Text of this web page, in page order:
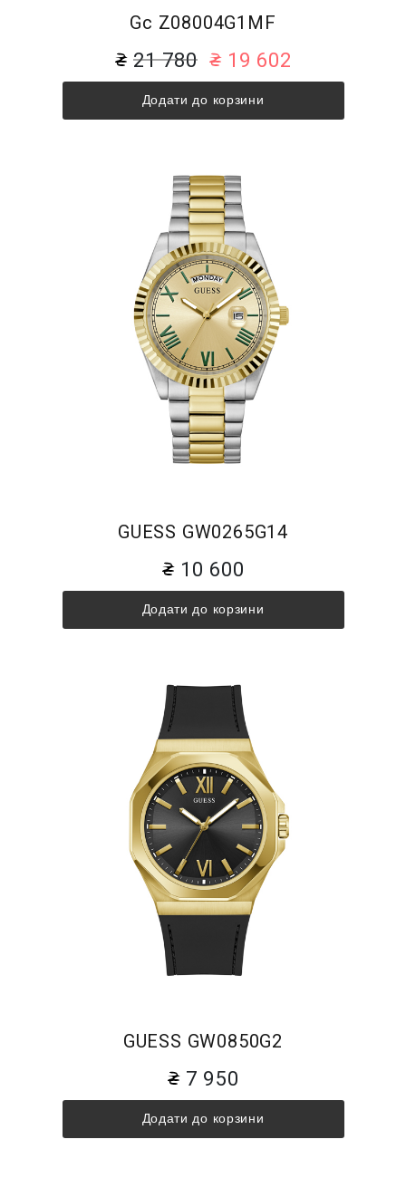
Gc Z08004G1MF
21 780 19 602
Додати до корзини
GUESS GW0265G14
10 600
Додати до корзини
GUESS GW0850G2
7 950
Додати до корзини